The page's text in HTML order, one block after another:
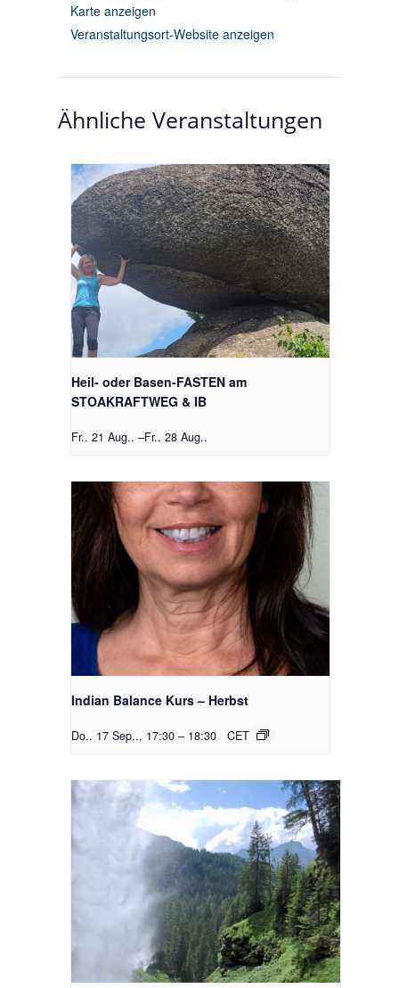
Karte anzeigen
Veranstaltungsort-Website anzeigen
Ähnliche Veranstaltungen
Heil- oder Basen-FASTEN am
STOAKRAFTWEG & IB
Fr.. 21 Aug.. –Fr.. 28 Aug..
Indian Balance Kurs – Herbst
Do.. 17 Sep.., 17:30 – 18:30 CET